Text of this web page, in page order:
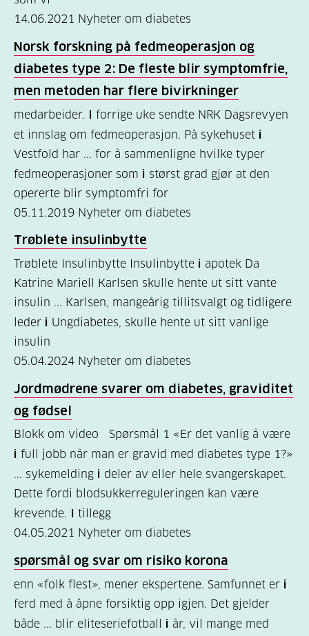
innhold
Diabetes
type
1
(43)
Diabetes
type
Hva
diabetes?
(7)
Bli
medlem
(1)
14.06.2021 Nyheter om diabetes
Norsk forskning på fedmeoperasjon og
diabetes type 2: De fleste blir symptomfrie,
men metoden har flere bivirkninger
medarbeider. I forrige uke sendte NRK Dagsrevyen
et innslag om fedmeoperasjon. På sykehuset i
Vestfold har ... for å sammenligne hvilke typer
fedmeoperasjoner som i størst grad gjør at den
opererte blir symptomfri for
05.11.2019 Nyheter om diabetes
Trøblete insulinbytte
Trøblete Insulinbytte Insulinbytte i apotek Da
Katrine Mariell Karlsen skulle hente ut sitt vante
insulin ... Karlsen, mangeårig tillitsvalgt og tidligere
leder i Ungdiabetes, skulle hente ut sitt vanlige
insulin
05.04.2024 Nyheter om diabetes
Jordmødrene svarer om diabetes, graviditet
og fødsel
Blokk om video Spørsmål 1 «Er det vanlig å være
i full jobb når man er gravid med diabetes type 1?»
... sykemelding i deler av eller hele svangerskapet.
Dette fordi blodsukkerreguleringen kan være
krevende. I tillegg
04.05.2021 Nyheter om diabetes
spørsmål og svar om risiko korona
enn «folk flest», mener ekspertene. Samfunnet er i
ferd med å åpne forsiktig opp igjen. Det gjelder
både ... blir eliteseriefotball i år, vil mange med